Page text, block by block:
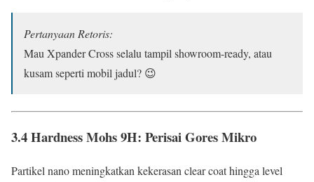
Pertanyaan Retoris:
Mau Xpander Cross selalu tampil showroom-ready, atau
kusam seperti mobil jadul? 😉
3.4 Hardness Mohs 9H: Perisai Gores Mikro
Partikel nano meningkatkan kekerasan clear coat hingga level